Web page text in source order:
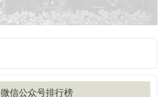
微信公众号排行榜